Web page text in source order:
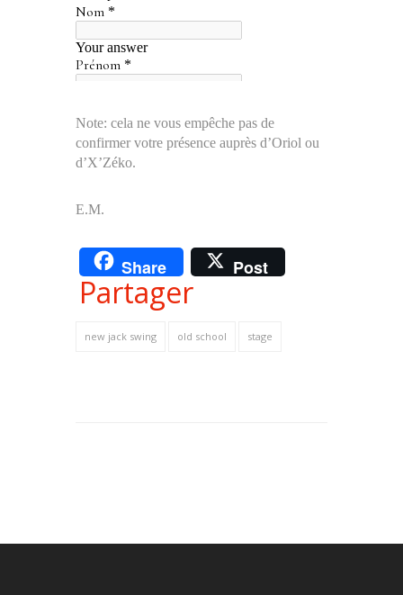
Note: cela ne vous empêche pas de
confirmer votre présence auprès d’Oriol ou
d’X’Zéko.
E.M.
Share Post
Partager
new jack swing old school stage